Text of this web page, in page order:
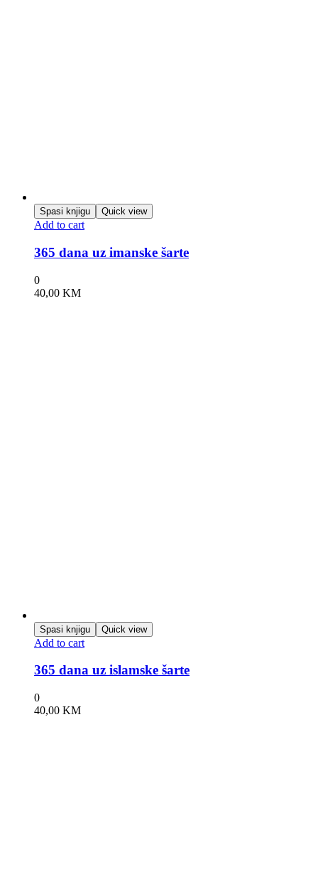
Spasi knjigu Quick view
Add to cart
365 dana uz imanske šarte
0
40,00 KM
Spasi knjigu Quick view
Add to cart
365 dana uz islamske šarte
0
40,00 KM